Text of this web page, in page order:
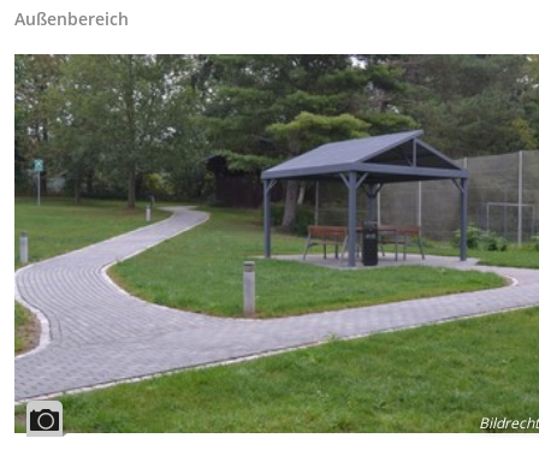
Außenbereich